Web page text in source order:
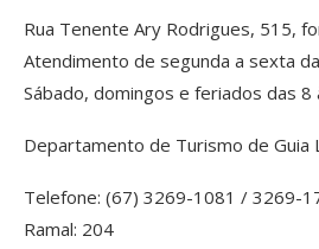
Rua Tenente Ary Rodrigues, 515,
Atendimento de segunda a sexta
Sábado, domingos e feriados das 8
Departamento de Turismo de Guia
Telefone: (67) 3269-1081 / 3269-
Ramal: 204